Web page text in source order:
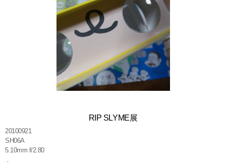
RIP SLYME展
20100921
SH06A
5.10mm f/2.80